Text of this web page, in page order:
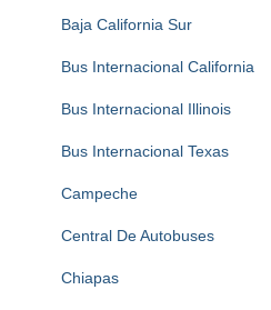
Baja California Sur
Bus Internacional California
Bus Internacional Illinois
Bus Internacional Texas
Campeche
Central De Autobuses
Chiapas